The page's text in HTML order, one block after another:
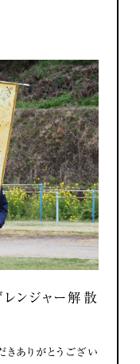
レンジャー解散
ありがとうござい